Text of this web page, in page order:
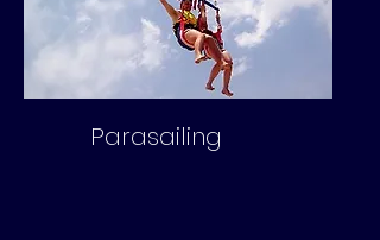
Parasailing